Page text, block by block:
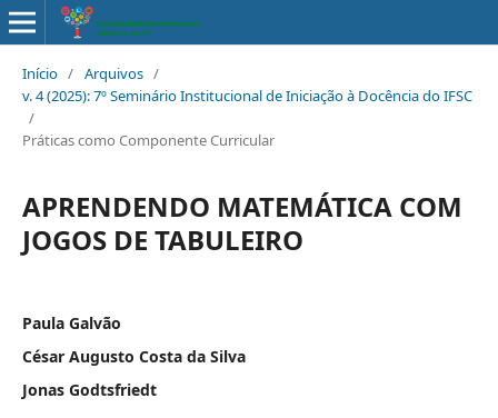
Início / Arquivos /
v. 4 (2025): 7º Seminário Institucional de Iniciação à Docência do IFSC
/
Práticas como Componente Curricular
APRENDENDO MATEMÁTICA COM
JOGOS DE TABULEIRO
Paula Galvão
César Augusto Costa da Silva
Jonas Godtsfriedt